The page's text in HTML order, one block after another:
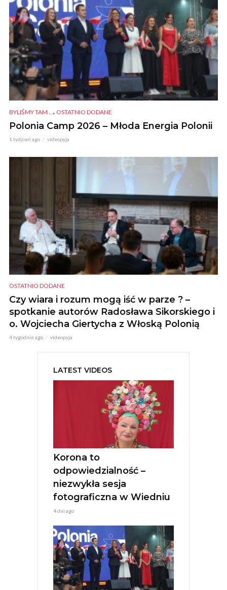
BYLIŚMY TAM ... , OSTATNIO DODANE
Polonia Camp 2026 – Młoda Energia Polonii
1 tydzień ago videopyja
OSTATNIO DODANE
Czy wiara i rozum mogą iść w parze ? –
spotkanie autorów Radosława Sikorskiego i
o. Wojciecha Giertycha z Włoską Polonią
4 tygodnie ago videopyja
LATEST VIDEOS
Korona to
odpowiedzialność –
niezwykła sesja
fotograficzna w Wiedniu
4 dni ago